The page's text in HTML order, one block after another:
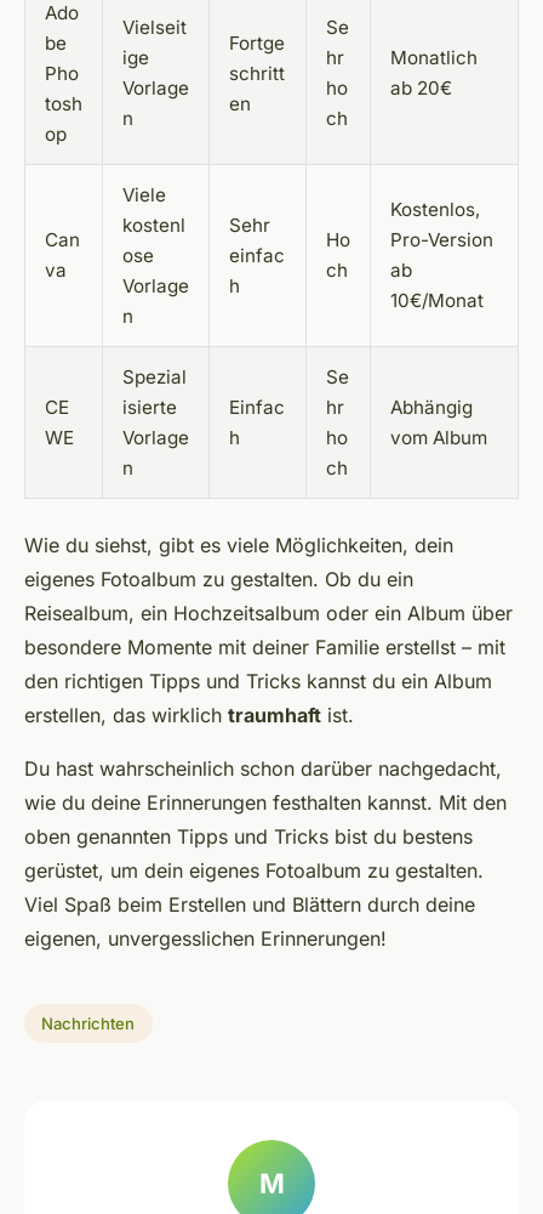
Ado
be
Pho
tosh
op
Vielseit
ige
Vorlage
n
Fortge
schritt
en
Se
hr
ho
ch
Monatlich
ab 20€
Can
va
Viele
kostenl
ose
Vorlage
n
Sehr
einfac
h
Ho
ch
Kostenlos,
Pro-Version
ab
10€/Monat
CE
WE
Spezial
isierte
Vorlage
n
Einfac
h
Se
hr
ho
ch
Abhängig
vom Album
Wie du siehst, gibt es viele Möglichkeiten, dein
eigenes Fotoalbum zu gestalten. Ob du ein
Reisealbum, ein Hochzeitsalbum oder ein Album über
besondere Momente mit deiner Familie erstellst – mit
den richtigen Tipps und Tricks kannst du ein Album
erstellen, das wirklich traumhaft ist.
Du hast wahrscheinlich schon darüber nachgedacht,
wie du deine Erinnerungen festhalten kannst. Mit den
oben genannten Tipps und Tricks bist du bestens
gerüstet, um dein eigenes Fotoalbum zu gestalten.
Viel Spaß beim Erstellen und Blättern durch deine
eigenen, unvergesslichen Erinnerungen!
Nachrichten
M